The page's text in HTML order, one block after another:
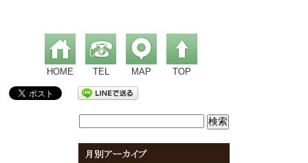
HOME TEL MAP TOP